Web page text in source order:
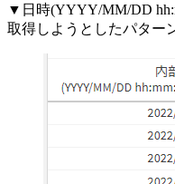
▼日時(YYYY/MM/DD
取得しようとしたパター